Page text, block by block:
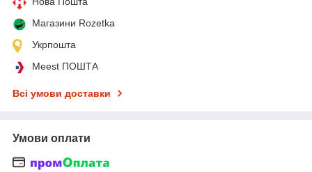
Магазини Rozetka
Укрпошта
Meest ПОШТА
Всі умови доставки
Умови оплати